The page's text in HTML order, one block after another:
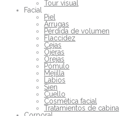
Tour visual
Facial
Piel
Arrugas
Pérdida de volumen
Flaccidez
Cejas
Ojeras
Orejas
Pómulo
Mejilla
Labios
Sien
Cuello
Cosmética facial
Tratamientos de cabina